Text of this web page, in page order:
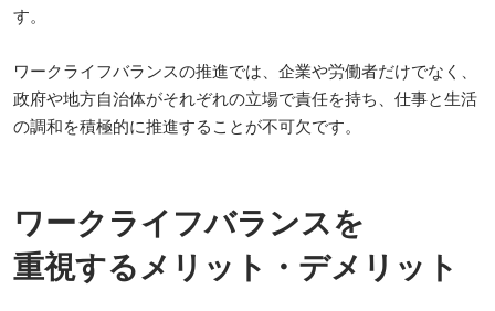
す。
ワークライフバランスの推進では、企業や労働者だけでなく、
政府や地方自治体がそれぞれの立場で責任を持ち、仕事と生活
の調和を積極的に推進することが不可欠です。
ワークライフバランスを
重視するメリット・デメリット